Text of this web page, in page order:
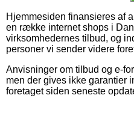
Hjemmesiden finansieres af
en række internet shops i
virksomhedernes tilbud, og
personer vi sender videre
Anvisninger om tilbud og e-
men der gives ikke garantier
foretaget siden seneste